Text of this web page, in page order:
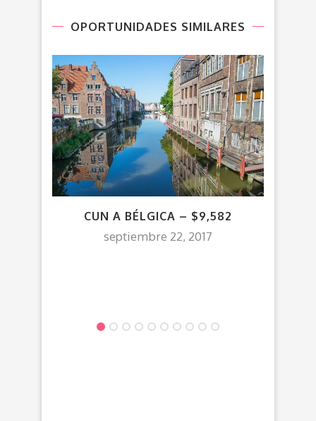
OPORTUNIDADES SIMILARES
CUN A BÉLGICA – $9,582
septiembre 22, 2017